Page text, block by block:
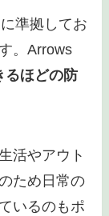
準拠してお
。Arrows
るほどの防
活やアウト
ため日常の
いるのもポ